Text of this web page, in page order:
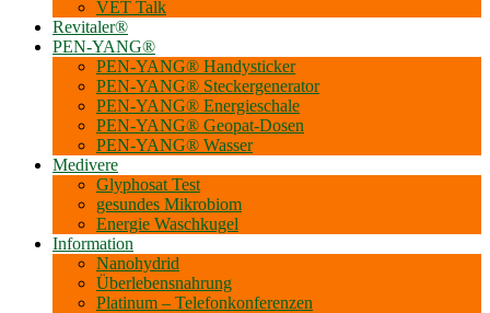
VET Talk
Revitaler®
PEN-YANG®
PEN-YANG® Handysticker
PEN-YANG® Steckergenerator
PEN-YANG® Energieschale
PEN-YANG® Geopat-Dosen
PEN-YANG® Wasser
Medivere
Glyphosat Test
gesundes Mikrobiom
Energie Waschkugel
Information
Nanohydrid
Überlebensnahrung
Platinum – Telefonkonferenzen